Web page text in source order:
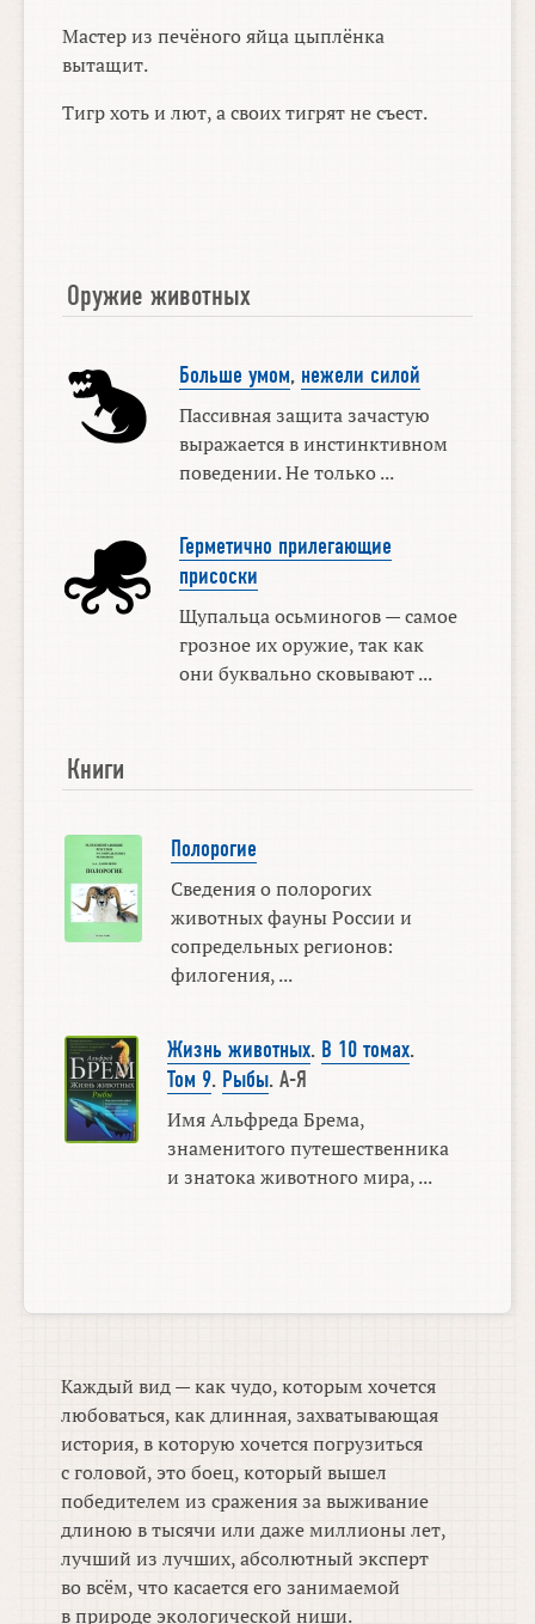
Мастер из печёного яйца цыплёнка
вытащит.
Тигр хоть и лют, а своих тигрят не съест.
Оружие животных
Больше умом, нежели силой
Пассивная защита зачастую
выражается в инстинктивном
поведении. Не только ...
Герметично прилегающие
присоски
Щупальца осьминогов — самое
грозное их оружие, так как
они буквально сковывают ...
Книги
Полорогие
Сведения о полорогих
животных фауны России и
сопредельных регионов:
филогения, ...
Жизнь животных. В 10 томах.
Том 9. Рыбы. А-Я
Имя Альфреда Брема,
знаменитого путешественника
и знатока животного мира, ...
Каждый вид — как чудо, которым хочется
любоваться, как длинная, захватывающая
история, в которую хочется погрузиться
с головой, это боец, который вышел
победителем из сражения за выживание
длиною в тысячи или даже миллионы лет,
лучший из лучших, абсолютный эксперт
во всём, что касается его занимаемой
в природе экологической ниши.